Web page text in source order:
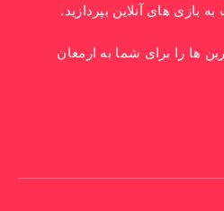
بازی های آنلاین بپردازید.
ها را برای شما به ارمغان